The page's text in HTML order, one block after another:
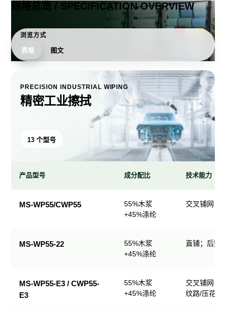
规格总览 / SPECIFICATION OVERVIEW
浏览方式
表格 图文
PRECISION INDUSTRIAL WIPING
精密工业擦拭
13 个型号
产品型号 成分配比 技术能力
MS-WP55/CWP55
55%木浆
+45%涤纶
交叉铺网；
MS-WP55-22
55%木浆
+45%涤纶
直铺；后整
MS-WP55-E3 / CWP55-
E3
55%木浆
+45%涤纶
交叉铺网；
纹路/压花